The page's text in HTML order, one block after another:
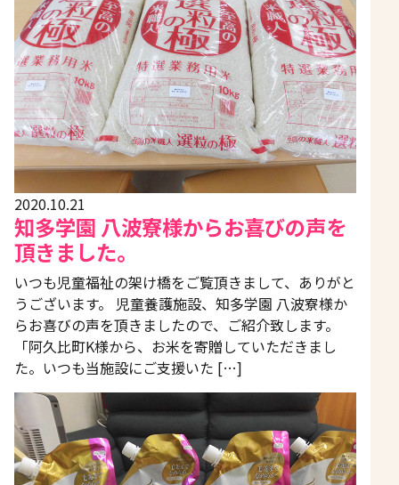
2020.10.21
知多学園 八波寮様からお喜びの声を
頂きました。
いつも児童福祉の架け橋をご覧頂きまして、ありがと
うございます。 児童養護施設、知多学園 八波寮様か
らお喜びの声を頂きましたので、ご紹介致します。
「阿久比町K様から、お米を寄贈していただきまし
た。いつも当施設にご支援いた […]